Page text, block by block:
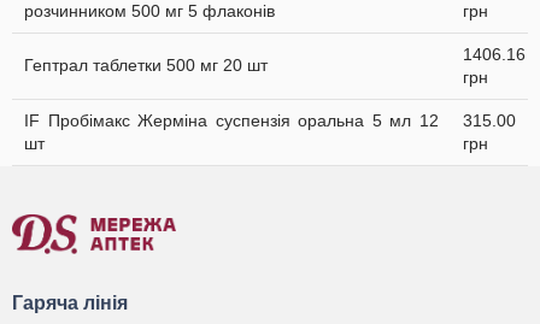
розчинником 500 мг 5 флаконів
грн
Гептрал таблетки 500 мг 20 шт
1406.16
грн
IF Пробімакс Жерміна суспензія оральна 5 мл 12
шт
315.00
грн
Гаряча лінія